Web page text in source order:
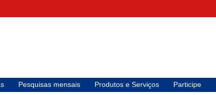
Pesquisas mensais Produtos e Serviços Participe